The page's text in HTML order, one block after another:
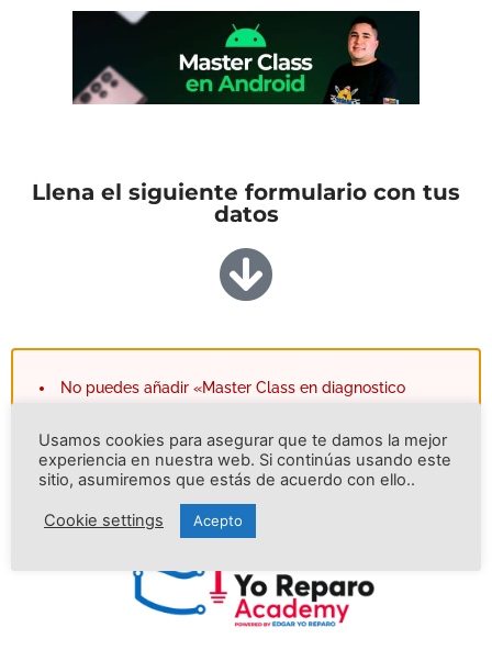
Llena el siguiente formulario con tus
datos
No puedes añadir «Master Class en diagnostico
producto está agotado.
Usamos cookies para asegurar que te damos la mejor
experiencia en nuestra web. Si continúas usando este
sitio, asumiremos que estás de acuerdo con ello..
Cookie settings Acepto